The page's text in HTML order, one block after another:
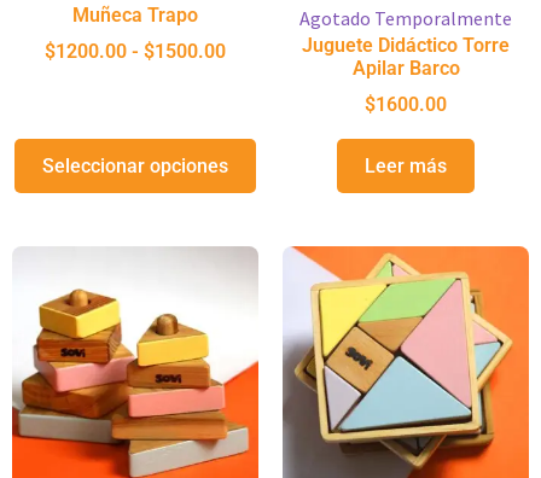
Muñeca Trapo
$1200.00 - $1500.00
Seleccionar opciones
Agotado Temporalmente
Juguete Didáctico Torre
Apilar Barco
$1600.00
Leer más